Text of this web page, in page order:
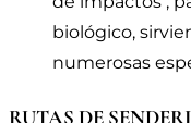
biológico,
numerosas
RUTAS DE